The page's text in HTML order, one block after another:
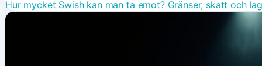
Hur mycket Swish kan man ta emot? Gränser, skatt och